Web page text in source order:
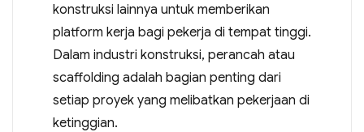
konstruksi lainnya untuk memberikan
platform kerja bagi pekerja di tempat tinggi.
Dalam industri konstruksi, perancah atau
scaffolding adalah bagian penting dari
setiap proyek yang melibatkan pekerjaan di
ketinggian.